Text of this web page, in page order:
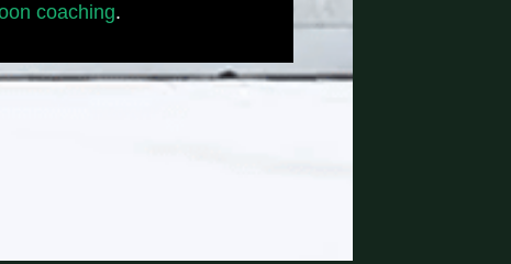
coaching.